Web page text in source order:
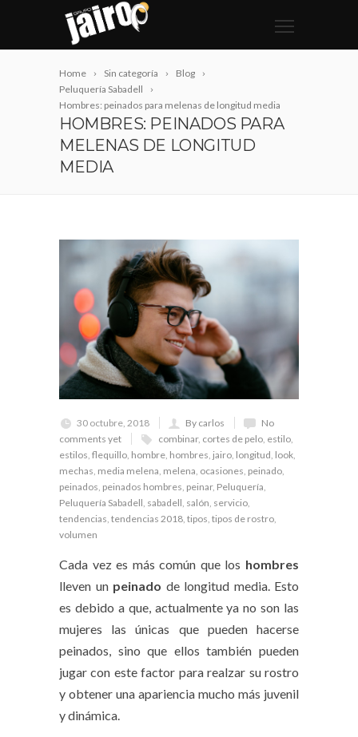
Home Sin categoría
Blog
Peluquería Sabadell
Hombres: peinados para melenas de longitud media
HOMBRES: PEINADOS PARA
MELENAS DE LONGITUD
MEDIA
30 octubre, 2018 By carlos
No
comments yet
combinar, cortes de pelo estilo
estilos flequillo hombre hombres jairo longitud look
mechas media melena melena ocasiones peinado
peinados peinados hombres peinar, Peluquería
Peluquería Sabadell sabadell salón servicio
tendencias tendencias 2018 tipos tipos de rostro
volumen
Cada vez es más común que los hombres
lleven un peinado de longitud media. Esto
es debido a que, actualmente ya no son las
mujeres las únicas que pueden hacerse
peinados, sino que ellos también pueden
jugar con este factor para realzar su rostro
y obtener una apariencia mucho más juvenil
y dinámica.